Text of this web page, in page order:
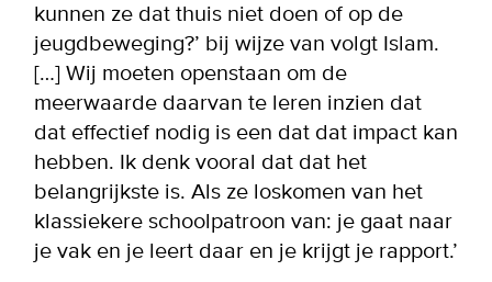
kunnen ze dat thuis niet doen of op de
jeugdbeweging?’ bij wijze van volgt Islam.
[…] Wij moeten openstaan om de
meerwaarde daarvan te leren inzien dat
dat effectief nodig is een dat dat impact kan
hebben. Ik denk vooral dat dat het
belangrijkste is. Als ze loskomen van het
klassiekere schoolpatroon van: je gaat naar
je vak en je leert daar en je krijgt je rapport.’